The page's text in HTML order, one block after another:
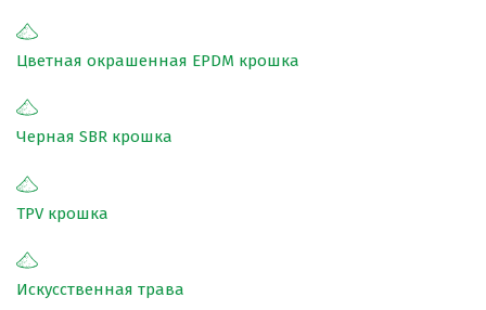
Резиновый бордюр
Рулонное резиновое покрытие
Каменный ковер
Пигменты порошковые
Клей
Цветная окрашенная EPDM крошка
Черная SBR крошка
TPV крошка
Искусственная трава